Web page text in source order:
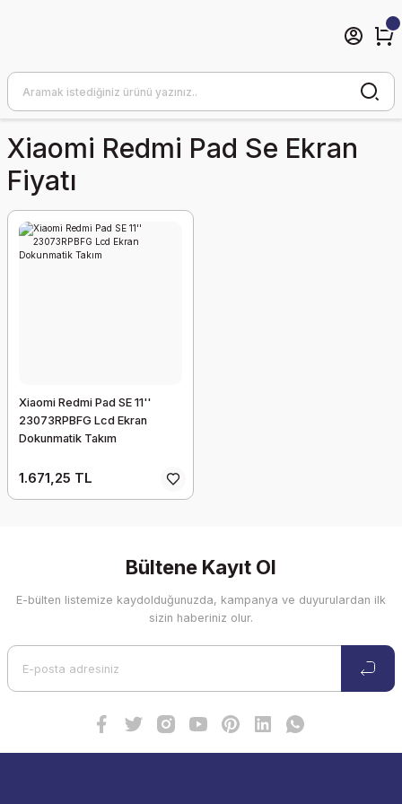
Xiaomi Redmi Pad Se Ekran
Fiyatı
Xiaomi Redmi Pad SE 11''
23073RPBFG Lcd Ekran
Dokunmatik Takım
1.671,25 TL
Bültene Kayıt Ol
E-bülten listemize kaydolduğunuzda, kampanya ve duyurulardan ilk
sizin haberiniz olur.